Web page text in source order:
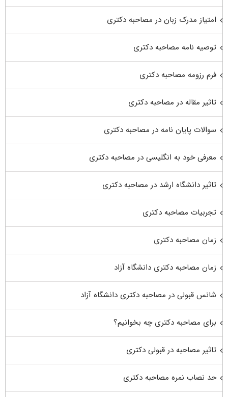
امتیاز مدرک زبان در مصاحبه دکتری
توصیه نامه مصاحبه دکتری
فرم رزومه مصاحبه دکتری
تاثیر مقاله در مصاحبه دکتری
سوالات پایان نامه در مصاحبه دکتری
معرفی خود به انگلیسی در مصاحبه دکتری
تاثیر دانشگاه ارشد در مصاحبه دکتری
تجربیات مصاحبه دکتری
زمان مصاحبه دکتری
زمان مصاحبه دکتری دانشگاه آزاد
شانس قبولی در مصاحبه دکتری دانشگاه آزاد
برای مصاحبه دکتری چه بخوانیم؟
تاثیر مصاحبه در قبولی دکتری
حد نصاب نمره مصاحبه دکتری